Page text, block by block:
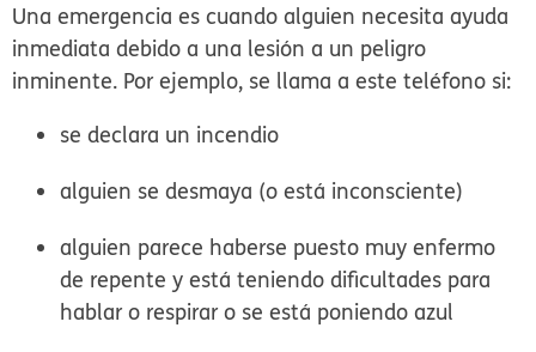
Una emergencia es cuando alguien necesita ayuda
inmediata debido a una lesión a un peligro
inminente. Por ejemplo, se llama a este teléfono si:
se declara un incendio
alguien se desmaya (o está inconsciente)
alguien parece haberse puesto muy enfermo
de repente y está teniendo dificultades para
hablar o respirar o se está poniendo azul